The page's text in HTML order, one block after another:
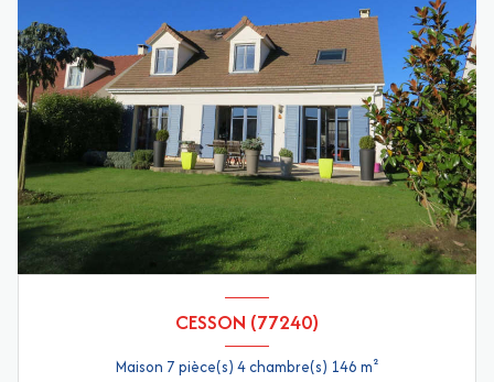
CESSON (77240)
Maison 7 pièce(s) 4 chambre(s) 146 m²